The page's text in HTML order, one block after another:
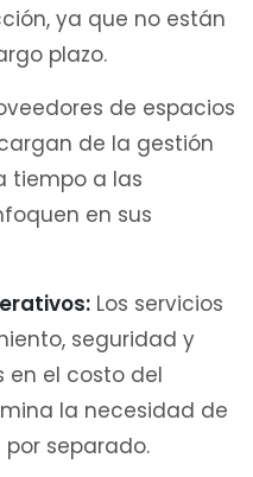
ya que no están
plazo.
de espacios
de la gestión
tiempo a las
en sus
Los servicios
seguridad y
en el costo del
la necesidad de
separado.